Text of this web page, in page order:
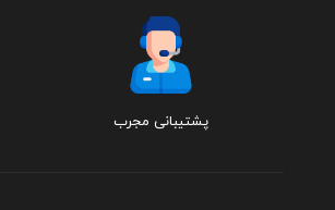
پشتیبانی مجرب